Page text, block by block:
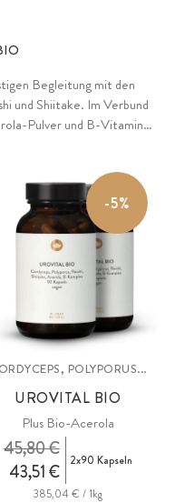
Begleitung mit den
und Shiitake. Im Verbund
Pulver und B-Vitaminen
-5%
POLYPORUS...
UROVITAL BIO
Plus Bio-Acerola
43,51 €
45,80 € 2x90 Kapseln
385,04 € / 1kg